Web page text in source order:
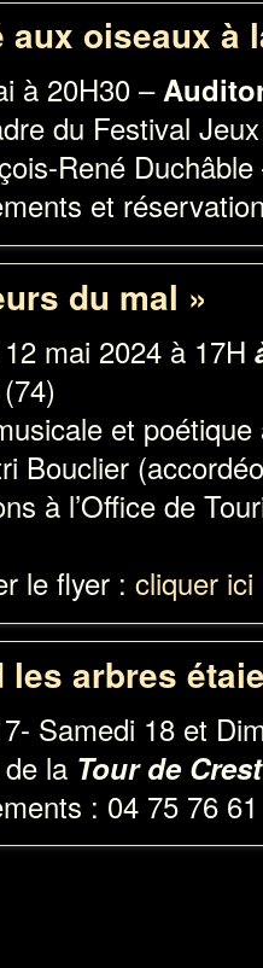
aux oiseaux à
à 20H30 –
du Festival
René
et
du mal »
mai 2024 à 17H
et
Bouclier
à l’Office de
le flyer :cliquer ici
les arbres
Samedi 18 et
la Tour de Crest
: 04 75 76